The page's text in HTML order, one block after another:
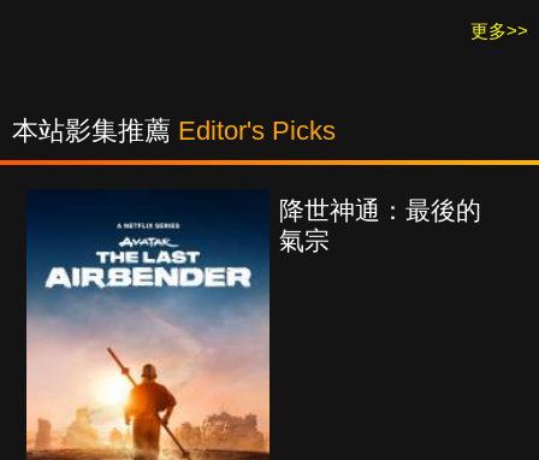
更多>>
本站影集推薦 Editor's Picks
降世神通：最後的
氣宗